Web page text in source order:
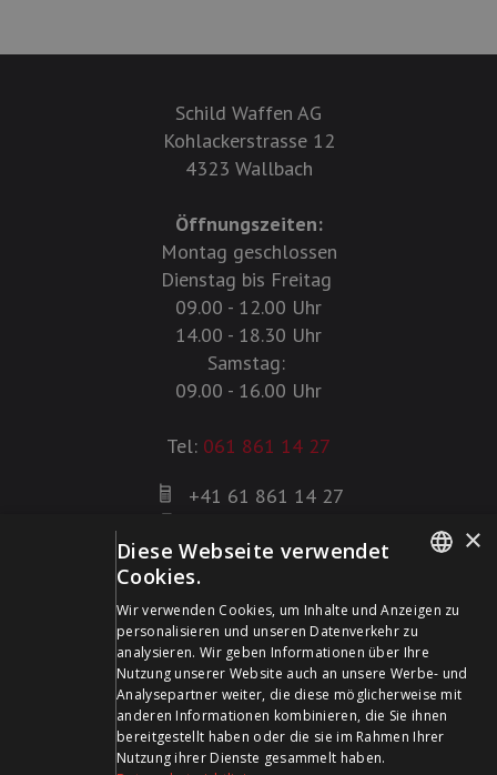
Schild Waffen AG
Kohlackerstrasse 12
4323 Wallbach
Öffnungszeiten:
Montag geschlossen
Dienstag bis Freitag
09.00 - 12.00 Uhr
14.00 - 18.30 Uhr
Samstag:
09.00 - 16.00 Uhr
Tel: 061 861 14 27
+41 61 861 14 27
info@schildwaffen.ch
Zahlungsmittel
Besuchen Sie uns in den Sozialen Medien und bleiben Sie
FRENCH
×
Diese Webseite verwendet
Cookies.
Wir verwenden Cookies, um Inhalte und Anzeigen zu
personalisieren und unseren Datenverkehr zu
analysieren. Wir geben Informationen über Ihre
Nutzung unserer Website auch an unsere Werbe- und
Analysepartner weiter, die diese möglicherweise mit
anderen Informationen kombinieren, die Sie ihnen
bereitgestellt haben oder die sie im Rahmen Ihrer
Nutzung ihrer Dienste gesammelt haben.